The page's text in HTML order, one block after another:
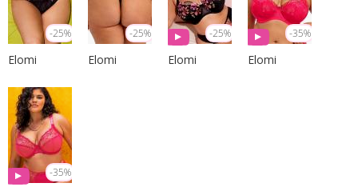
-25%
Elomi
-25%
Elomi
-25%
Elomi
-35%
Elomi
-35%